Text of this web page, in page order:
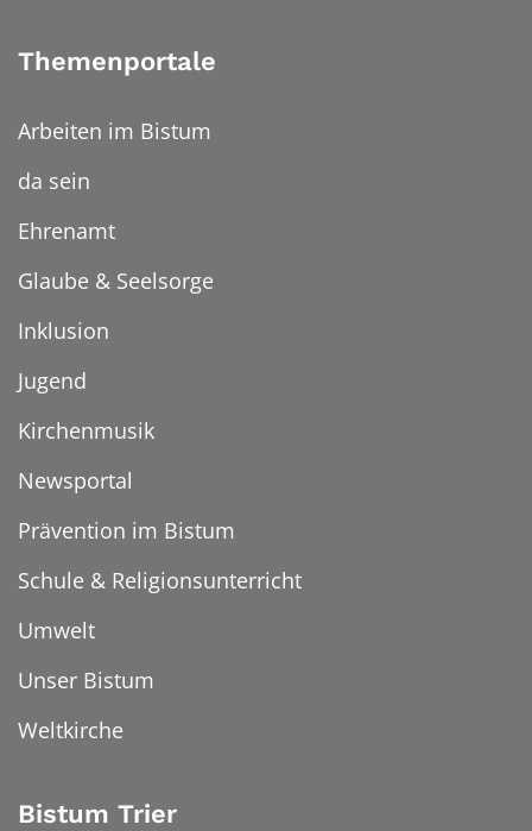
Themenportale
Arbeiten im Bistum
da sein
Ehrenamt
Glaube & Seelsorge
Inklusion
Jugend
Kirchenmusik
Newsportal
Prävention im Bistum
Schule & Religionsunterricht
Umwelt
Unser Bistum
Weltkirche
Bistum Trier